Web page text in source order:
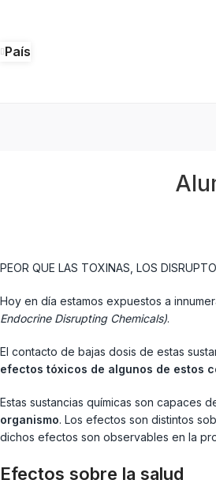
País
PEOR QUE LAS TOXINAS, LOS
Hoy en día estamos expuestos a
Endocrine Disrupting Chemicals).
El contacto de bajas dosis de estas
efectos tóxicos de algunos de estos
Estas sustancias químicas son capaces
organismo. Los efectos son distintos
dichos efectos son observables en la
Efectos sobre la salud